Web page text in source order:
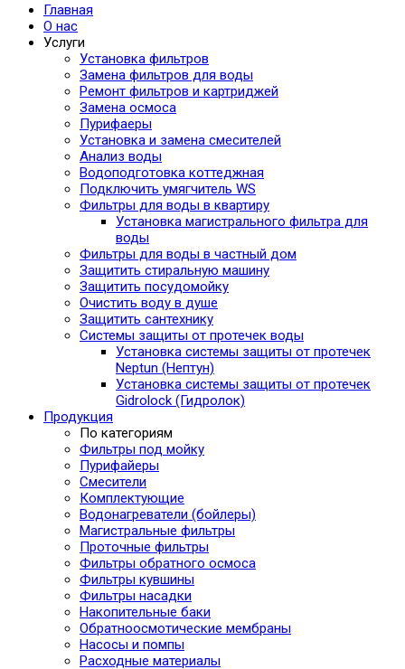
Главная
О нас
Услуги
Установка фильтров
Замена фильтров для воды
Ремонт фильтров и картриджей
Замена осмоса
Пурифаеры
Установка и замена смесителей
Анализ воды
Водоподготовка коттеджная
Подключить умягчитель WS
Фильтры для воды в квартиру
Установка магистрального фильтра для
воды
Фильтры для воды в частный дом
Защитить стиральную машину
Защитить посудомойку
Очистить воду в душе
Защитить сантехнику
Системы защиты от протечек воды
Установка системы защиты от протечек
Neptun (Нептун)
Установка системы защиты от протечек
Gidrolock (Гидролок)
Продукция
По категориям
Фильтры под мойку
Пурифайеры
Смесители
Комплектующие
Водонагреватели (бойлеры)
Магистральные фильтры
Проточные фильтры
Фильтры обратного осмоса
Фильтры кувшины
Фильтры насадки
Накопительные баки
Обратноосмотические мембраны
Насосы и помпы
Расходные материалы